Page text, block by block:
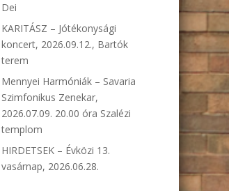
Dei
KARITÁSZ – Jótékonysági
koncert, 2026.09.12., Bartók
terem
Mennyei Harmóniák – Savaria
Szimfonikus Zenekar,
2026.07.09. 20.00 óra Szalézi
templom
HIRDETSEK – Évközi 13.
vasárnap, 2026.06.28.